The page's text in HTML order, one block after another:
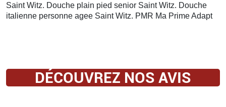
Saint Witz. Douche plain pied senior Saint Witz. Douche
italienne personne agee Saint Witz. PMR Ma Prime Adapt
DÉCOUVREZ NOS AVIS